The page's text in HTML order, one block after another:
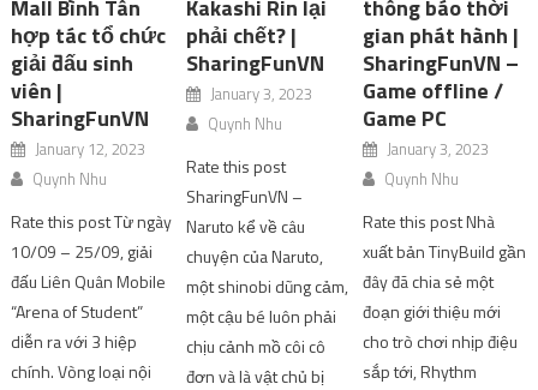
Mall Bình Tân
hợp tác tổ chức
giải đấu sinh
viên |
SharingFunVN
January 12, 2023
Quynh Nhu
Rate this post Từ ngày
10/09 – 25/09, giải
đấu Liên Quân Mobile
“Arena of Student”
diễn ra với 3 hiệp
chính. Vòng loại nội
Kakashi Rin lại
phải chết? |
SharingFunVN
January 3, 2023
Quynh Nhu
Rate this post
SharingFunVN –
Naruto kể về câu
chuyện của Naruto,
một shinobi dũng cảm,
một cậu bé luôn phải
chịu cảnh mồ côi cô
đơn và là vật chủ bị
thông báo thời
gian phát hành |
SharingFunVN –
Game offline /
Game PC
January 3, 2023
Quynh Nhu
Rate this post Nhà
xuất bản TinyBuild gần
đây đã chia sẻ một
đoạn giới thiệu mới
cho trò chơi nhịp điệu
sắp tới, Rhythm